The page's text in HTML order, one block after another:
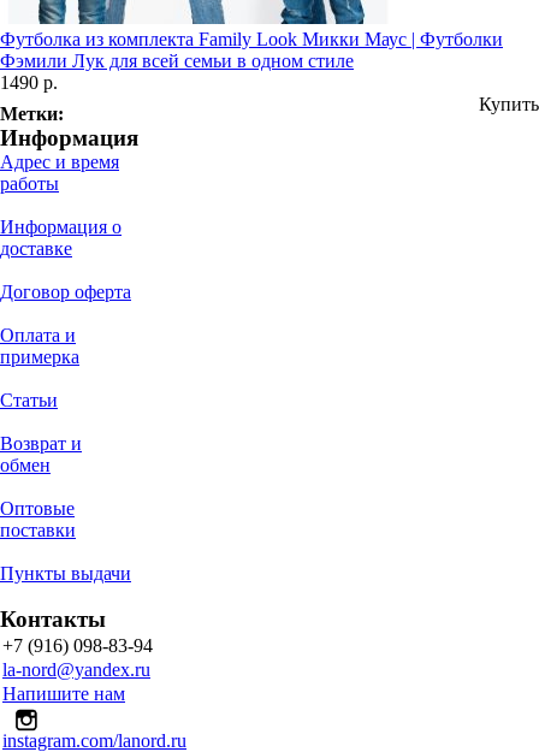
Футболка из комплекта Family Look Микки Маус | Футболки
Фэмили Лук для всей семьи в одном стиле
1490 р.
Купить
Метки:
Информация
Адрес и время
работы
Информация о
доставке
Договор оферта
Оплата и
примерка
Статьи
Возврат и
обмен
Оптовые
поставки
Пункты выдачи
Контакты
+7 (916) 098-83-94
la-nord@yandex.ru
Напишите нам
instagram.com/lanord.ru